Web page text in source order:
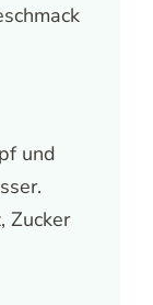
und
Zucker